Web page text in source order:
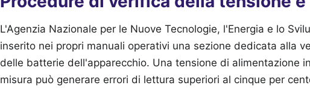
L'Agenzia Nazionale per le Nuove Tecnologie, l'Energia e lo
inserito nei propri manuali operativi una sezione dedicata alla
delle batterie dell'apparecchio. Una tensione di alimentazione
misura può generare errori di lettura superiori al cinque per